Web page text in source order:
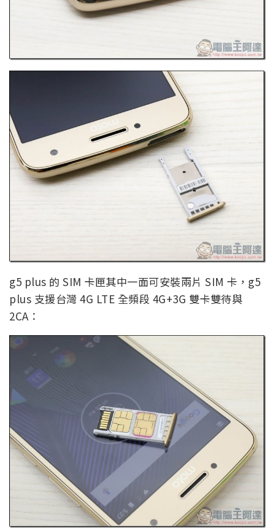
g5 plus 的 SIM 卡匣其中一面可安裝兩片 SIM 卡，g5
plus 支援台灣 4G LTE 全頻段 4G+3G 雙卡雙待與
2CA：